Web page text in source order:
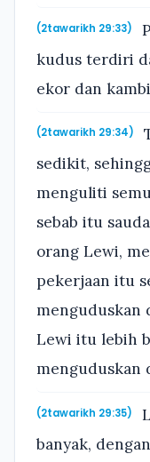
(2tawarikh 29:33)
kudus terdiri
ekor dan
(2tawarikh 29:34)
sedikit,
menguliti
sebab itu
orang Lewi,
pekerjaan itu
menguduskan
Lewi itu lebih
menguduskan
(2tawarikh 29:35)
banyak,